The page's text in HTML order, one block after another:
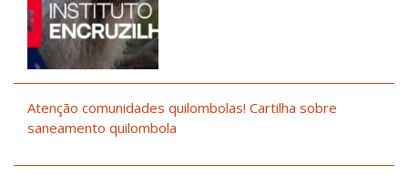
Atenção comunidades quilombolas! Cartilha sobre
saneamento quilombola